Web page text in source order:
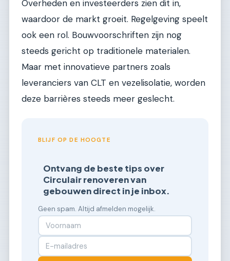
Overheden en investeerders zien dit in,
waardoor de markt groeit. Regelgeving speelt
ook een rol. Bouwvoorschriften zijn nog
steeds gericht op traditionele materialen.
Maar met innovatieve partners zoals
leveranciers van CLT en vezelisolatie, worden
deze barrières steeds meer geslecht.
BLIJF OP DE HOOGTE
Ontvang de beste tips over
Circulair renoveren van
gebouwen direct in je inbox.
Geen spam. Altijd afmelden mogelijk.